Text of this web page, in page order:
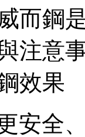
而鋼
注意
效果
安全